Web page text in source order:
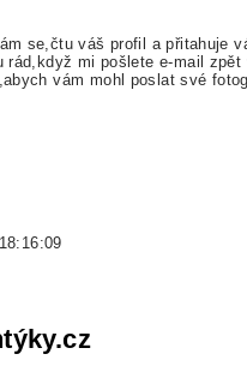
se,čtu váš profil a přitahuje
mi pošlete e-mail zpět
vám mohl poslat své